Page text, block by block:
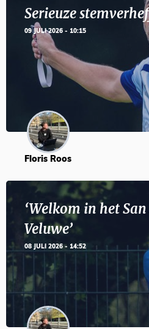
Serieuze
09 JULI 2026 - 10:15
Floris Roos
‘Welkom in het
Veluwe’
08 JULI 2026 - 14:52